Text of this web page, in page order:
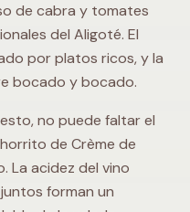
de cabra y tomates
del Aligoté. El
por platos ricos, y la
bocado y bocado.
no puede faltar el
de Crème de
La acidez del vino
forman un